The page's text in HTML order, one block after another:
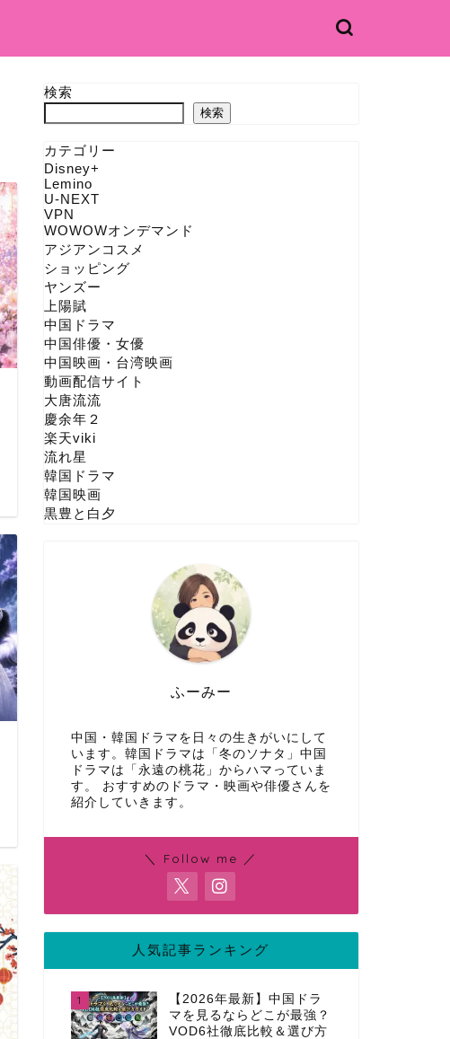
検索
検索
カテゴリー
Disney+
Lemino
U-NEXT
VPN
WOWOWオンデマンド
アジアンコスメ
ショッピング
ヤンズー
上陽賦
中国ドラマ
中国俳優・女優
中国映画・台湾映画
動画配信サイト
大唐流流
慶余年２
楽天viki
流れ星
韓国ドラマ
韓国映画
黒豊と白夕
ふーみー
中国・韓国ドラマを日々の生きがいにして
います。韓国ドラマは「冬のソナタ」中国
ドラマは「永遠の桃花」からハマっていま
す。 おすすめのドラマ・映画や俳優さんを
紹介していきます。
＼ Follow me ／
人気記事ランキング
1
【2026年最新】中国ドラ
マを見るならどこが最強？
VOD6社徹底比較＆選び方